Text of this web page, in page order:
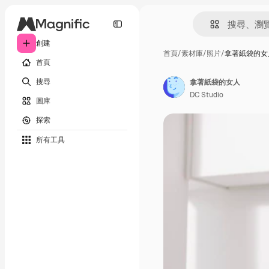
創建
首頁
搜尋
圖庫
探索
所有工具
首頁/素材庫/照片/拿著紙袋的
拿著紙袋的女人
DC Studio